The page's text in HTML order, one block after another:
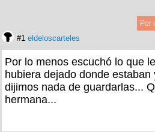
Por
#1 eldeloscarteles
Por lo menos escuchó lo que
hubiera dejado donde
dijimos nada de guardarlas...
hermana...